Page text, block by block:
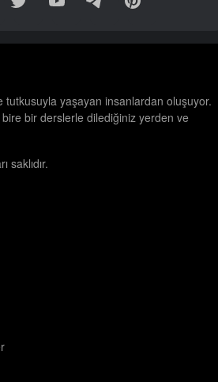
tutkusuyla yaşayan insanlardan oluşuyor.
bir derslerle dilediğiniz yerden ve
saklıdır.